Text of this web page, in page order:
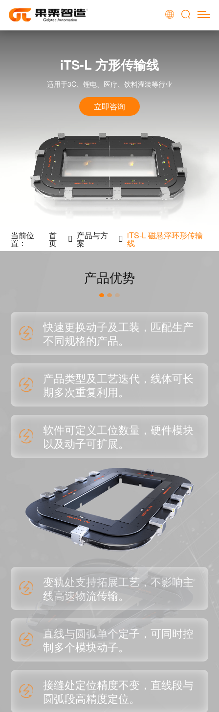
iTS-L 方形传输线
适用于3C、锂电、医疗、饮料灌装等行业
立即咨询
当前位
置：
首
页
产品与方
案
iTS-L 磁悬浮环形传输
线
产品优势
快速更换动子及工装，匹配生产
不同规格的产品。
产品类型及工艺迭代，线体可长
期多次重复利用。
软件可定义工位数量，硬件模块
以及动子可扩展。
变轨处支持拓展工艺，不影响主
线高速物流传输。
直线与圆弧单个定子，可同时控
制多个模块动子。
接缝处定位精度不变，直线段与
圆弧段高精度定位。